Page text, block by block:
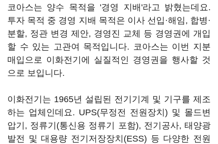
코아스는 양수 목적을 '경영 지배'라고 밝혔는데요.
투자 목적 중 경영 지배 목적은 이사 선입·해임, 합병·
분할, 정관 변경 제안, 경영진 교체 등 경영권에 개입
할 수 있는 고관여 목적입니다. 코아스는 이번 지분
매입으로 이화전기에 실질적인 경영권을 행사할 것
으로 보입니다.
이화전기는 1965년 설립된 전기기계 및 기구를 제조
하는 업체인데요. UPS(무정전 전원장치) 및 몰드변
압기, 정류기(통신용 정류기 포함), 전기공사, 태양광
발전 및 대용량 전기저장장치(ESS) 등 다양한 전원